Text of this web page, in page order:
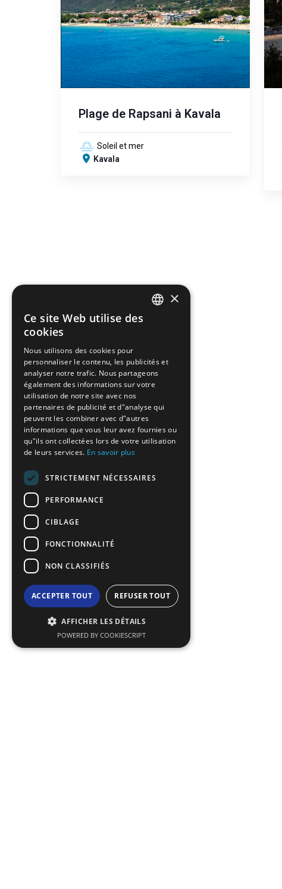
Plage de Rapsani à Kavala
Soleil et mer
Kavala
FRENCH
BULGARIAN
GERMAN
ROMANIAN
TURKISH
×
Ce site Web utilise des
cookies
Nous utilisons des cookies pour
personnaliser le contenu, les publicités et
analyser notre trafic. Nous partageons
également des informations sur votre
utilisation de notre site avec nos
partenaires de publicité et d"analyse qui
peuvent les combiner avec d"autres
informations que vous leur avez fournies ou
qu"ils ont collectées lors de votre utilisation
de leurs services. En savoir plus
STRICTEMENT NÉCESSAIRES
PERFORMANCE
CIBLAGE
FONCTIONNALITÉ
NON CLASSIFIÉS
ACCEPTER TOUT REFUSER TOUT
AFFICHER LES DÉTAILS
POWERED BY COOKIESCRIPT